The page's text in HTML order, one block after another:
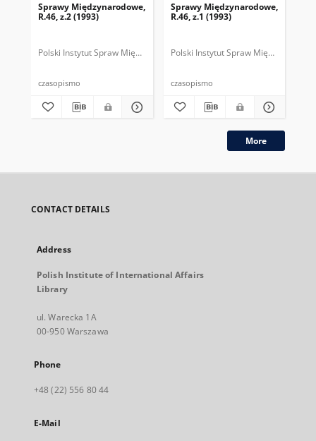
Sprawy Międzynarodowe,
R.46, z.2 (1993)
Polski Instytut Spraw Międzynarodowych. Polska Fundacja Spraw
czasopismo
Sprawy Międzynarodowe,
R.46, z.1 (1993)
Polski Instytut Spraw
czasopismo
More
CONTACT DETAILS
Address
Polish Institute of International Affairs
Library
ul. Warecka 1A
00-950 Warszawa
Phone
+48 (22) 556 80 44
E-Mail